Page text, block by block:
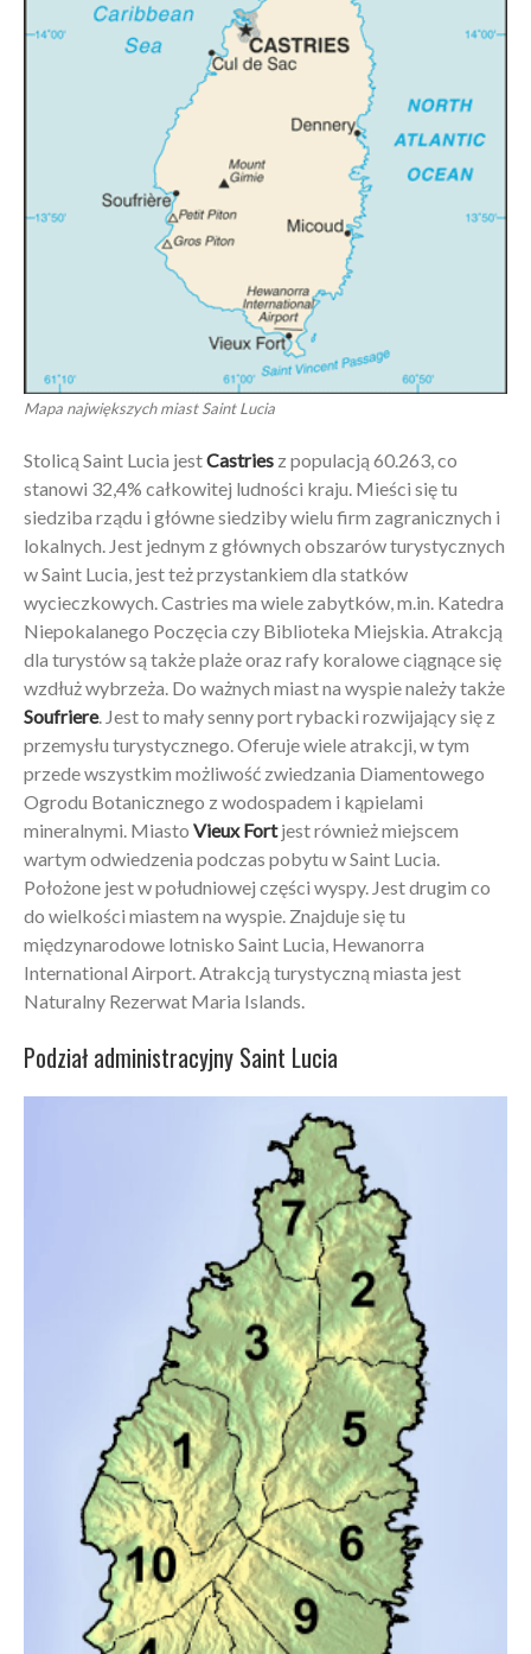
Mapa największych miast Saint Lucia
Stolicą Saint Lucia jestCastries z populacją 60.263, co
stanowi 32,4% całkowitej ludności kraju. Mieści się tu
siedziba rządu i główne siedziby wielu firm zagranicznych i
lokalnych. Jest jednym z głównych obszarów turystycznych
w Saint Lucia, jest też przystankiem dla statków
wycieczkowych. Castries ma wiele zabytków, m.in. Katedra
Niepokalanego Poczęcia czy Biblioteka Miejskia. Atrakcją
dla turystów są także plaże oraz rafy koralowe ciągnące się
wzdłuż wybrzeża. Do ważnych miast na wyspie należy także
Soufriere. Jest to mały senny port rybacki rozwijający się z
przemysłu turystycznego. Oferuje wiele atrakcji, w ​​tym
przede wszystkim możliwość zwiedzania Diamentowego
Ogrodu Botanicznego z wodospadem i kąpielami
mineralnymi. Miasto Vieux Fortjest również miejscem
wartym odwiedzenia podczas pobytu w Saint Lucia.
Położone jest w południowej części wyspy. Jest drugim co
do wielkości miastem na wyspie. Znajduje się tu
międzynarodowe lotnisko Saint Lucia, Hewanorra
International Airport. Atrakcją turystyczną miasta jest
Naturalny Rezerwat Maria Islands.
Podział administracyjny Saint Lucia